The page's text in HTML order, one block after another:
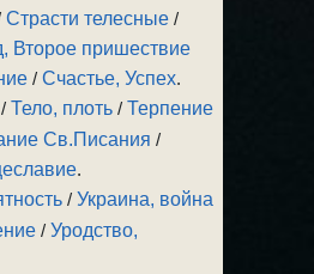
Страсти телесные /
Второе пришествие
/Счастье, Успех.
/Тело, плоть /Терпение
Св.Писания /
.
/Украина, война
/Уродство,